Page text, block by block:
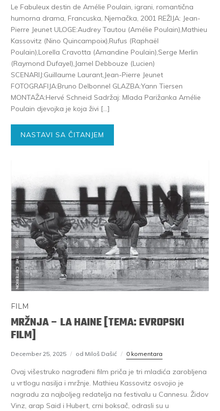
Le Fabuleux destin de Amélie Poulain, igrani, romantična
humorna drama, Francuska, Njemačka, 2001 REŽIJA: Jean-
Pierre Jeunet ULOGE:Audrey Tautou (Amélie Poulain),Mathieu
Kassovitz (Nino Quincampoix),Rufus (Raphaël
Poulain),Lorella Cravotta (Amandine Poulain),Serge Merlin
(Raymond Dufayel),Jamel Debbouze (Lucien)
SCENARIJ:Guillaume Laurant,Jean-Pierre Jeunet
FOTOGRAFIJA:Bruno Delbonnel GLAZBA:Yann Tiersen
MONTAŽA:Hervé Schneid Sadržaj: Mlada Parižanka Amélie
Poulain djevojka je koja živi […]
NASTAVI SA ČITANJEM
FILM
MRŽNJA – LA HAINE [TEMA: EVROPSKI
FILM]
December 25, 2025 od Miloš Dašić 0 komentara
Ovaj višestruko nagrađeni film priča je tri mladića zarobljena
u vrtlogu nasilja i mržnje. Mathieu Kassovitz osvojio je
nagradu za najboljeg redatelja na festivalu u Cannesu. Židov
Vinz, arap Said i Hubert, crni boksač, odrasli su u